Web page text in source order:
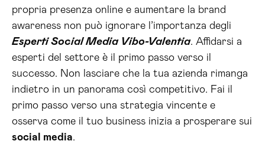
propria presenza online e aumentare la brand
awareness non può ignorare l’importanza degli
Esperti Social Media Vibo-Valentia. Affidarsi a
esperti del settore è il primo passo verso il
successo. Non lasciare che la tua azienda rimanga
indietro in un panorama così competitivo. Fai il
primo passo verso una strategia vincente e
osserva come il tuo business inizia a prosperare sui
social media.